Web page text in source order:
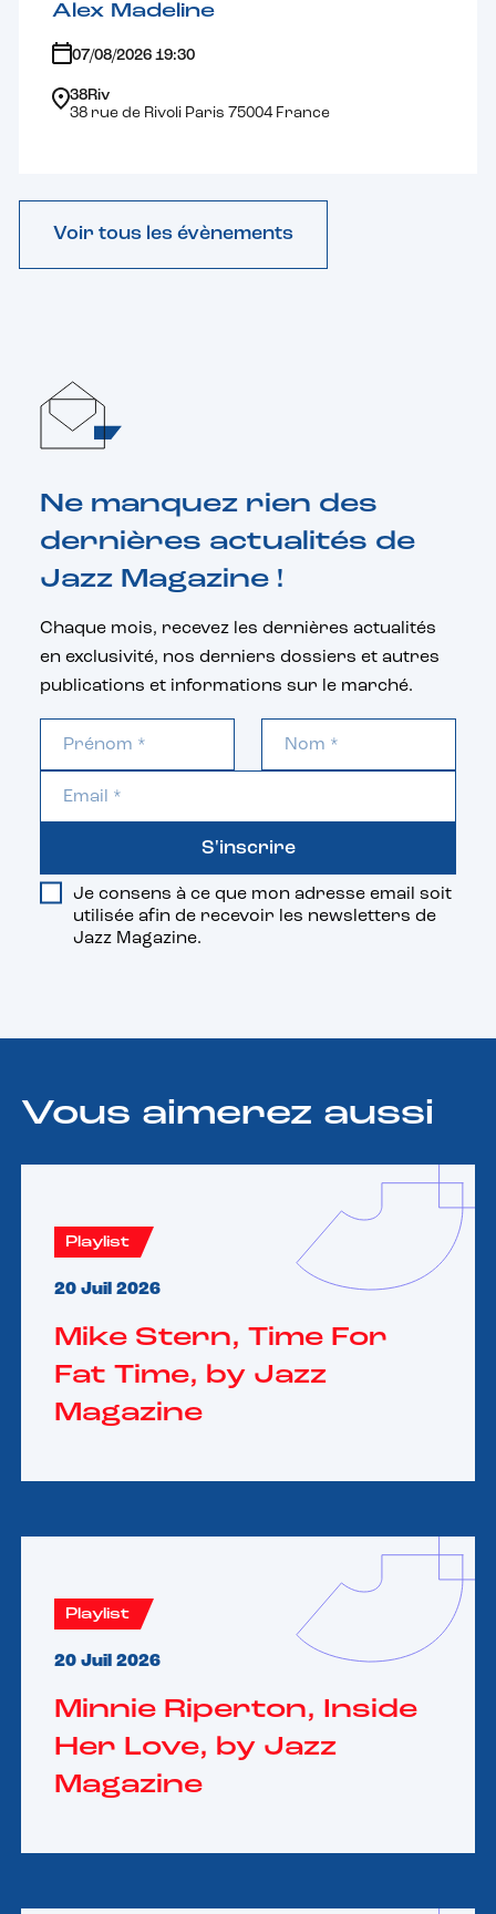
Alex Madeline
07/08/2026 19:30
38Riv
38 rue de Rivoli Paris 75004 France
Voir tous les évènements
Ne manquez rien des
dernières actualités de
Jazz Magazine !
Chaque mois, recevez les dernières actualités
en exclusivité, nos derniers dossiers et autres
publications et informations sur le marché.
Je consens à ce que mon adresse email soit
utilisée afin de recevoir les newsletters de
Jazz Magazine.
S'inscrire
Vous aimerez aussi
Playlist
20 Juil 2026
Mike Stern, Time For
Fat Time, by Jazz
Magazine
Playlist
20 Juil 2026
Minnie Riperton, Inside
Her Love, by Jazz
Magazine